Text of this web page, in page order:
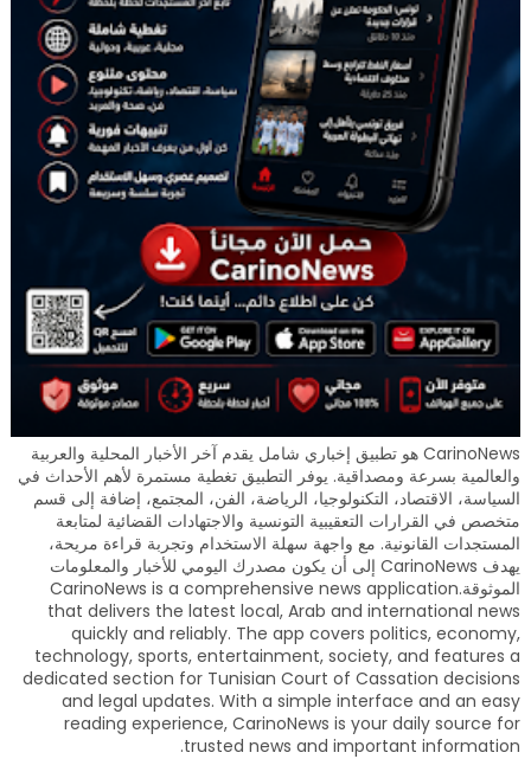
CarinoNews هو تطبيق إخباري شامل يقدم آخر الأخبار المحلية والعربية
والعالمية بسرعة ومصداقية. يوفر التطبيق تغطية مستمرة لأهم الأحداث في
السياسة، الاقتصاد، التكنولوجيا، الرياضة، الفن، المجتمع، إضافة إلى قسم
متخصص في القرارات التعقيبية التونسية والاجتهادات القضائية لمتابعة
المستجدات القانونية. مع واجهة سهلة الاستخدام وتجربة قراءة مريحة،
يهدف CarinoNews إلى أن يكون مصدرك اليومي للأخبار والمعلومات
الموثوقة.CarinoNews is a comprehensive news application
that delivers the latest local, Arab and international news
quickly and reliably. The app covers politics, economy,
technology, sports, entertainment, society, and features a
dedicated section for Tunisian Court of Cassation decisions
and legal updates. With a simple interface and an easy
reading experience, CarinoNews is your daily source for
trusted news and important information.